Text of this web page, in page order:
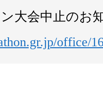
大会中止のお
office/